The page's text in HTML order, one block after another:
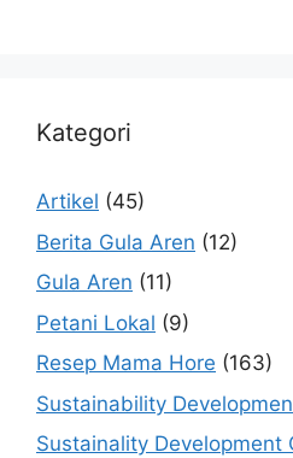
Kategori
Artikel (45)
Berita Gula Aren (12)
Gula Aren (11)
Petani Lokal (9)
Resep Mama Hore (163)
Sustainability
Sustainality Development